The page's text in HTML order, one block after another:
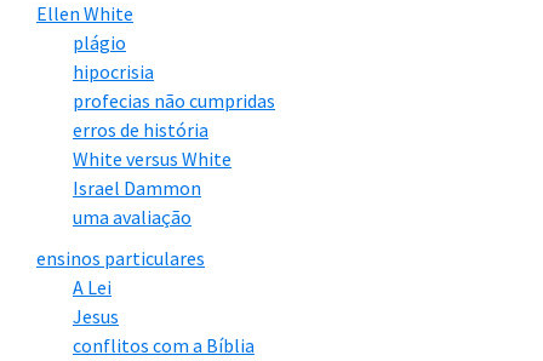
Ellen White
plágio
hipocrisia
profecias não cumpridas
erros de história
White versus White
Israel Dammon
uma avaliação
ensinos particulares
A Lei
Jesus
conflitos com a Bíblia